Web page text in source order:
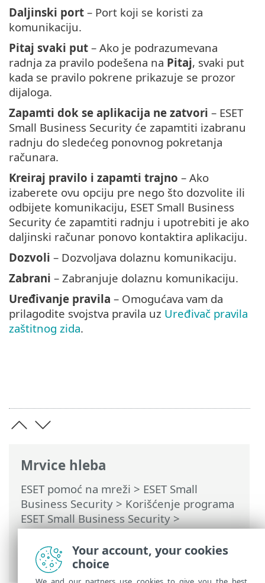
Mrvice hleba
ESET pomoć na mreži > ESET Small
Business Security > Korišćenje programa
ESET Small Business Security>
Podešavanje>Mrežna zaštita> Prozori
dijaloga – Zaštita mreže > Dolazna
pouzdana komunikacija
Daljinski port – Port koji se koristi za
komunikaciju.
Pitaj svaki put – Ako je podrazumevana
radnja za pravilo podešena na Pitaj, svaki put
kada se pravilo pokrene prikazuje se prozor
dijaloga.
Zapamti dok se aplikacija ne zatvori – ESET
Small Business Security će zapamtiti izabranu
radnju do sledećeg ponovnog pokretanja
računara.
Kreiraj pravilo i zapamti trajno – Ako
izaberete ovu opciju pre nego što dozvolite ili
odbijete komunikaciju, ESET Small Business
Security će zapamtiti radnju i upotrebiti je ako
daljinski računar ponovo kontaktira aplikaciju.
Dozvoli – Dozvoljava dolaznu komunikaciju.
Zabrani – Zabranjuje dolaznu komunikaciju.
Uređivanje pravila – Omogućava vam da
prilagodite svojstva pravila uz Uređivač pravila
zaštitnog zida.
Your account, your cookies
choice